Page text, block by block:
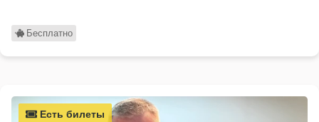
Бесплатно
Есть билеты